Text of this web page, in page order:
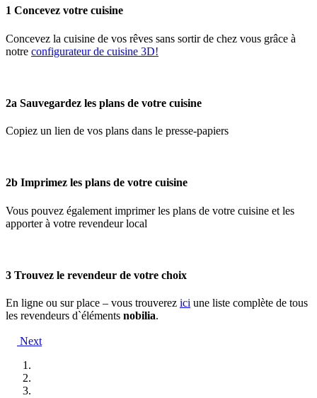
1 Concevez votre cuisine
Concevez la cuisine de vos rêves sans sortir de chez vous grâce à
notre configurateur de cuisine 3D!
2a Sauvegardez les plans de votre cuisine
Copiez un lien de vos plans dans le presse-papiers
2b Imprimez les plans de votre cuisine
Vous pouvez également imprimer les plans de votre cuisine et les
apporter à votre revendeur local
3 Trouvez le revendeur de votre choix
En ligne ou sur place – vous trouverez ici une liste complète de tous
les revendeurs d`éléments nobilia.
Next